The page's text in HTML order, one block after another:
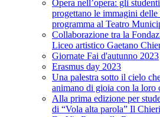
Opera nell’opera: gli
progettano le immagini
programma al Teatro
Collaborazione tra la
Liceo artistico Gaetano
Giornate Fai d'autunno 2023
Erasmus day 2023
Una palestra sotto il cielo
animano di gioia con la loro
Alla prima edizione per
di “Vola alta parola” Il